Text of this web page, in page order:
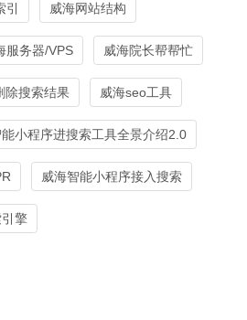
威海网站结构
服务器/VPS 威海院长帮帮忙
除搜索结果 威海seo工具
能小程序进搜索工具全景介绍2.0
威海智能小程序接入搜索
擎